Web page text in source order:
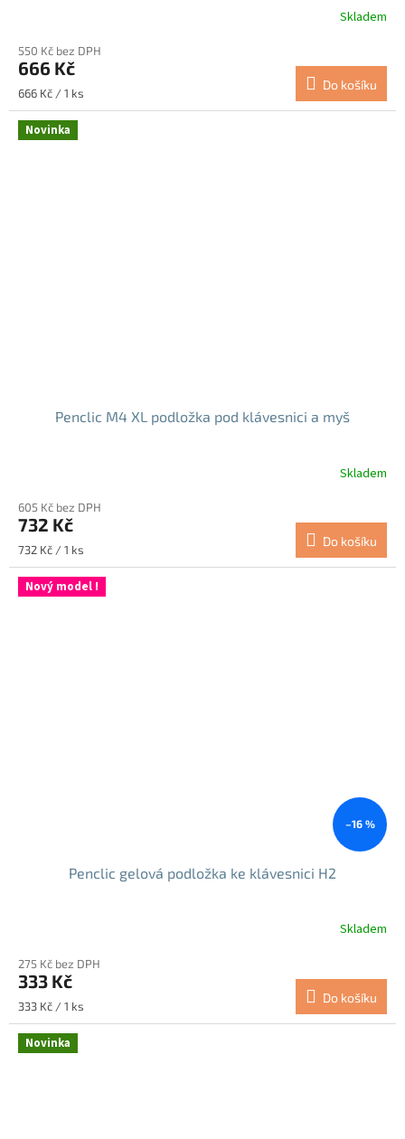
produktu
je
5,0
5
hvězdiček.
Skladem
550 Kč bez DPH
666 Kč
Měrná
cena:
666 Kč / 1 ks
Do košíku
Novinka
Penclic M4 XL podložka pod klávesnici a myš
Skladem
605 Kč bez DPH
732 Kč
Měrná
cena:
732 Kč / 1 ks
Do košíku
Nový model !
–16 %
Penclic gelová podložka ke klávesnici H2
produktu
je
4,0
z
5
hvězdiček.
Skladem
275 Kč bez DPH
333 Kč
Měrná
cena:
333 Kč / 1 ks
Do košíku
Novinka